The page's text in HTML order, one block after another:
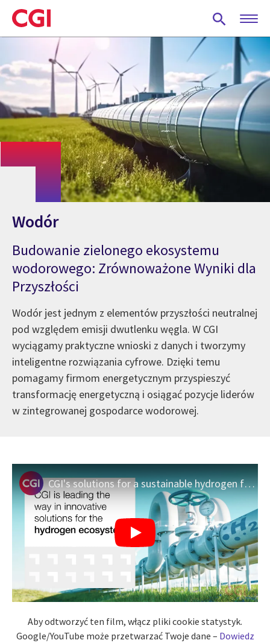
Skip
to
main
Wodór
Budowanie zielonego ekosystemu
wodorowego: Zrównoważone Wyniki dla
Przyszłości
Wodór jest jednym z elementów przyszłości neutralnej
pod względem emisji dwutlenku węgla. W CGI
wyciągamy praktyczne wnioski z danych i tworzymy
inteligentne rozwiązania cyfrowe. Dzięki temu
pomagamy firmom energetycznym przyspieszyć
transformację energetyczną i osiągać pozycje liderów
w zintegrowanej gospodarce wodorowej.
CGI's solutions for a sustainable hydrogen future
Aby odtworzyć ten film, włącz pliki cookie statystyk.
Google/YouTube może przetwarzać Twoje dane – Dowiedz